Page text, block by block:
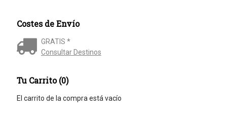
Costes de Envío
GRATIS *
Consultar Destinos
Tu Carrito (0)
El carrito de la compra está vacío